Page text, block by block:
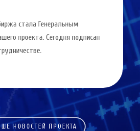
стала Генеральным
проекта. Сегодня подписан
НОВОСТЕЙ ПРОЕКТА